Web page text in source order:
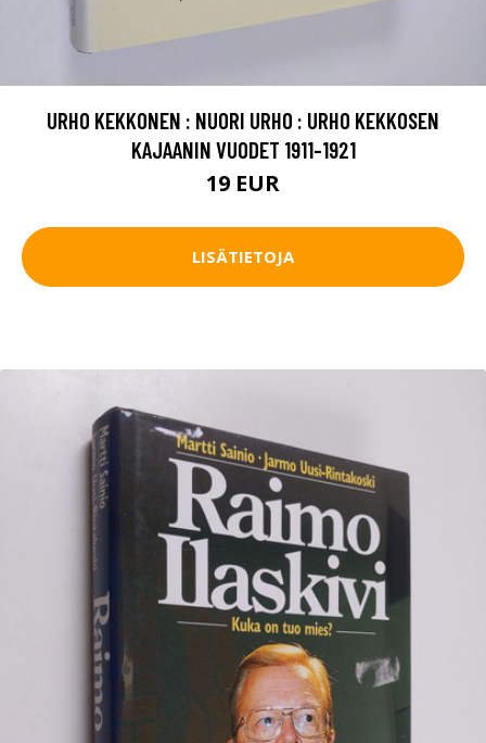
URHO KEKKONEN : NUORI URHO : URHO KEKKOSEN
KAJAANIN VUODET 1911-1921
19 EUR
LISÄTIETOJA